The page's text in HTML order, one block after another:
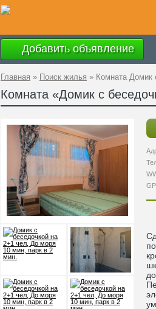
Добавить объявление
Главная » Поиск жилья » Комната Домик
Комната «Домик с